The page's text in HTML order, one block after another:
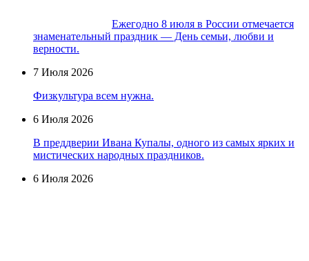
Ежегодно 8 июля в России отмечается
знаменательный праздник — День семьи, любви и
верности.
7 Июля 2026
Физкультура всем нужна.
6 Июля 2026
В преддверии Ивана Купалы, одного из самых ярких и
мистических народных праздников.
6 Июля 2026